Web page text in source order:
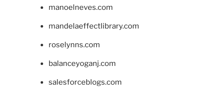
manoelneves.com
mandelaeffectlibrary.com
roselynns.com
balanceyoganj.com
salesforceblogs.com